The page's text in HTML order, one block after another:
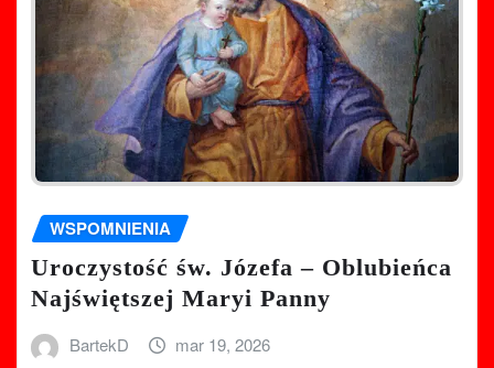
WSPOMNIENIA
Uroczystość św. Józefa – Oblubieńca
Najświętszej Maryi Panny
BartekD mar 19, 2026